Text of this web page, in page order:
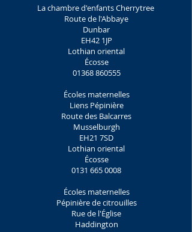
La chambre d'enfants Cherrytree
Route de l'Abbaye
Dunbar
EH42 1JP
Lothian oriental
Écosse
01368 860555
Écoles maternelles
Liens Pépinière
Route des Balcarres
Musselburgh
EH21 7SD
Lothian oriental
Écosse
0131 665 0008
Écoles maternelles
Pépinière de citrouilles
Rue de l'Église
Haddington